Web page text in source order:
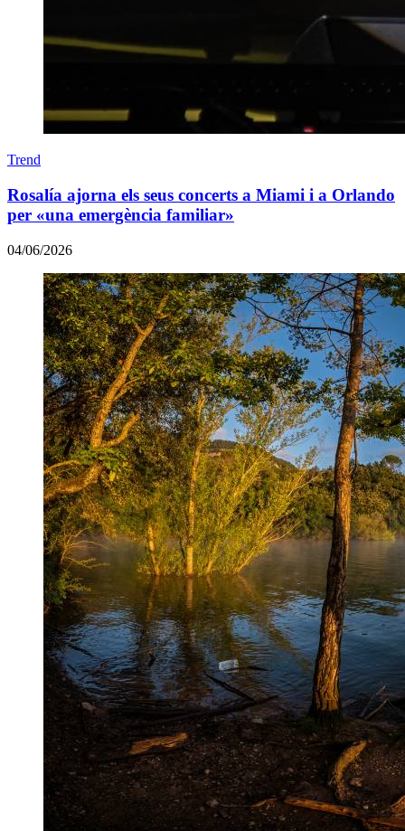
Trend
Rosalía ajorna els seus concerts a Miami i a Orlando
per «una emergència familiar»
04/06/2026